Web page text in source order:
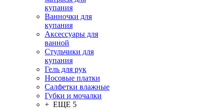
купания
Ванночки для
купания
Аксессуары для
ванной
Стульчики для
купания
Гель для рук
Носовые платки
Салфетки влажные
Губки и мочалки
+ ЕЩЕ 5